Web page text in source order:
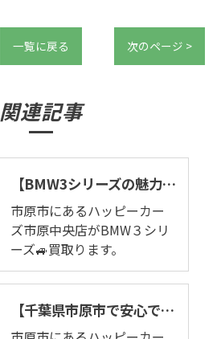
一覧に戻る 次のページ >
関連記事
【BMW3シリーズの魅力語ります】駆け抜ける歓び。市原市でBMW3シリーズ🚙買取ります。
市原市にあるハッピーカー
ズ市原中央店がBMW３シリ
ーズ🚙買取ります。
【千葉県市原市で安心でおすすめなお店の当店がセダンの買取り致します。】BMW 3シリーズ セダン